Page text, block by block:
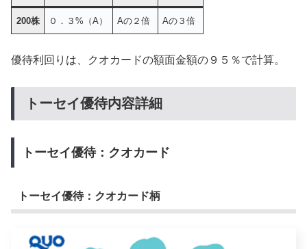
200株 ０．３%（A） Aの２倍 Aの３倍
優待利回りは、クオカードの額面金額の９５％で計算。
トーセイ優待内容詳細
トーセイ優待：クオカード
トーセイ優待：クオカード柄